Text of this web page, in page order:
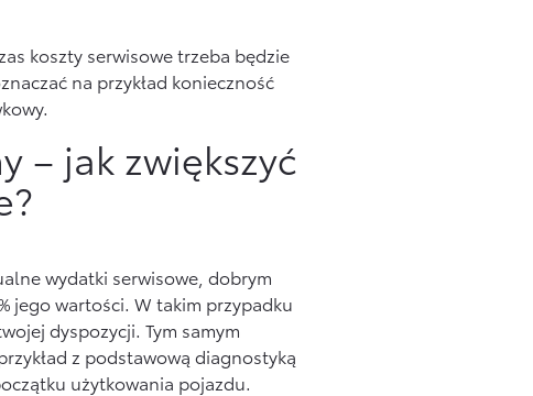
koszty serwisowe trzeba będzie
na przykład konieczność
– jak zwiększyć
wydatki serwisowe, dobrym
jego wartości. W takim przypadku
dyspozycji. Tym samym
z podstawową diagnostyką
użytkowania pojazdu.